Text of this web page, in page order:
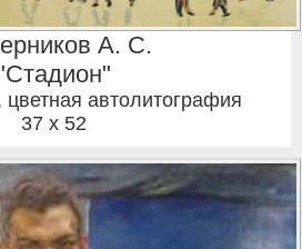
А. С.
цветная автолитография
37 x 52